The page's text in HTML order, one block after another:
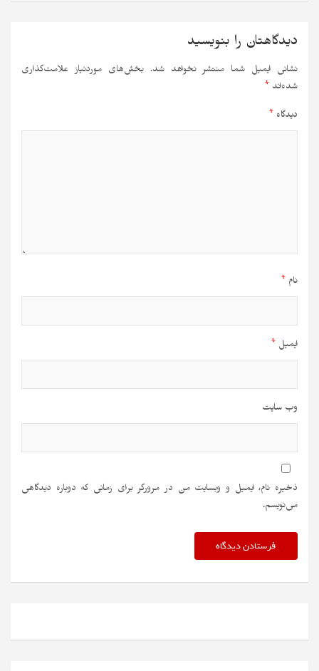
دیدگاهتان را بنویسید
نشانی ایمیل شما منتشر نخواهد شد. بخش‌های موردنیاز علامت‌گذاری
شده‌اند *
دیدگاه *
نام *
ایمیل *
وب‌ سایت
ذخیره نام، ایمیل و وبسایت من در مرورگر برای زمانی که دوباره دیدگاهی
می‌نویسم.